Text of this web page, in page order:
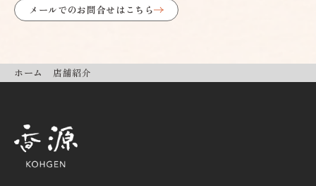
メールでのお問合せはこちら
ホーム 店舗紹介